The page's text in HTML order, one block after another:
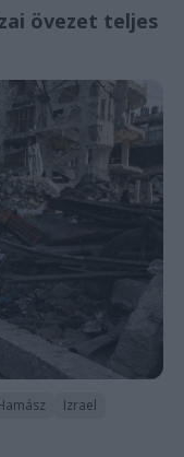
övezet teljes
Izrael